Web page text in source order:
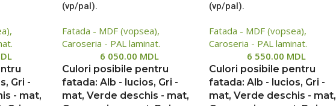
Gri -
- mat,
(vp/pal).
Fatada - MDF (vopsea),
Caroseria - PAL laminat.
6 050.00 MDL
Culori posibile pentru
fatada: Alb - lucios, Gri -
mat, Verde deschis - mat,
(vp/pal).
Fatada - MDF (vopsea),
Caroseria - PAL laminat.
6 550.00 MDL
Culori posibile pentru
fatada: Alb - lucios, Gri -
mat, Verde deschis - mat,